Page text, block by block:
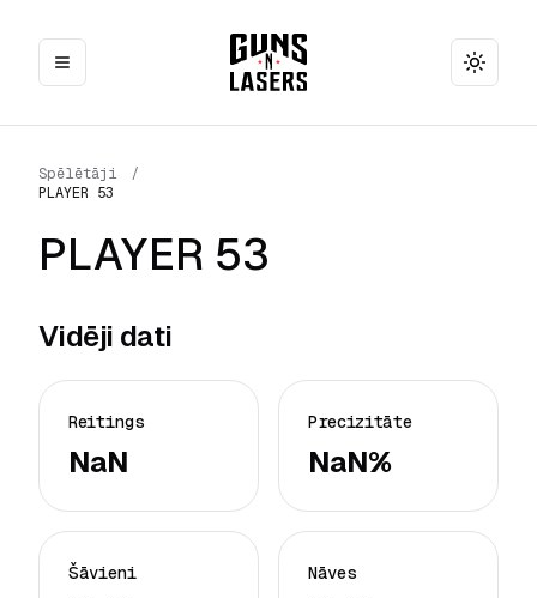
Toggle
Spēlētāji
/
PLAYER 53
PLAYER 53
Vidēji dati
Reitings
NaN
Precizitāte
NaN%
Šāvieni Nāves